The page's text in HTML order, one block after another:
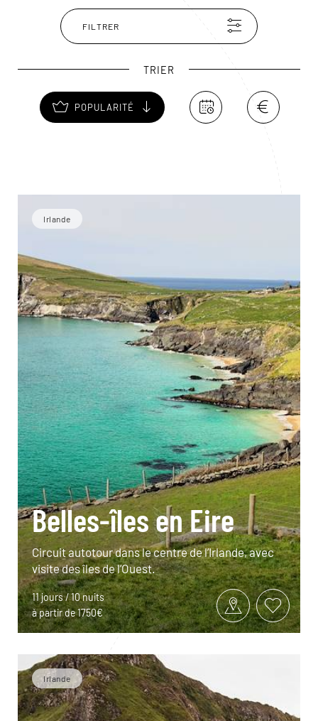
et préservée. Unvoyage en Irlandedans l’une des plus
belles régions du pays.
FILTRER
TRIER
POPULARITÉ
Irlande
Belles-îles en Eire
Circuit autotour dans le centre de l’Irlande, avec
visite des îles de l’Ouest.
11 jours / 10 nuits
à partir de 1750€
Irlande